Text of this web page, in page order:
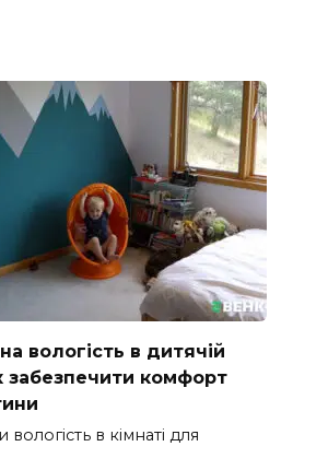
вологість в дитячій
забезпечити комфорт
в кімнаті для